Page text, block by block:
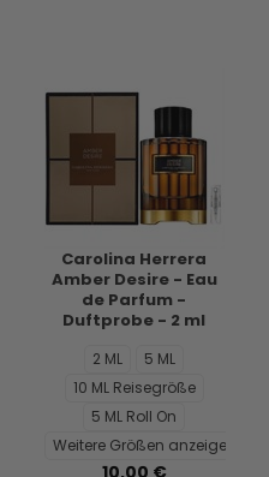
Carolina Herrera
Amber Desire - Eau
de Parfum -
Duftprobe - 2 ml
2 ML
5 ML
10 ML Reisegröße
5 ML Roll On
Weitere Größen anzeigen...